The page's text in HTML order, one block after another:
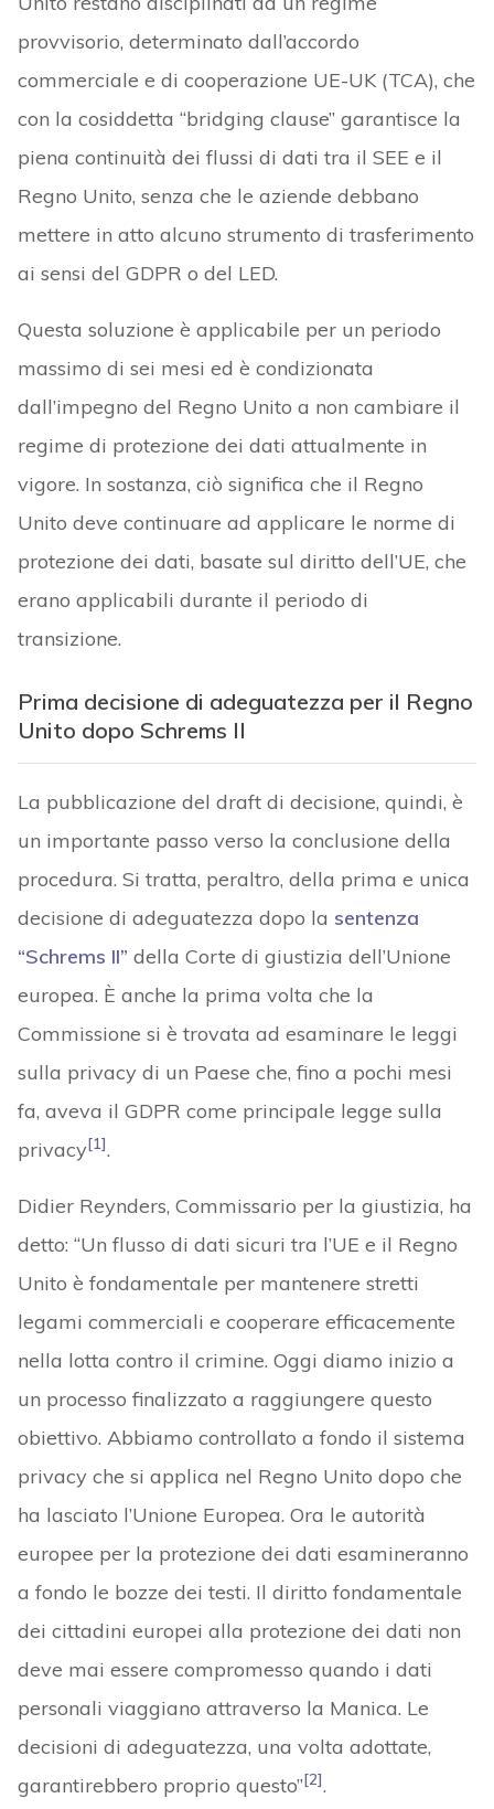
provvisorio, determinato dall’accordo
commerciale e di cooperazione UE-UK (TCA), che
con la cosiddetta “bridging clause” garantisce la
piena continuità dei flussi di dati tra il SEE e il
Regno Unito, senza che le aziende debbano
mettere in atto alcuno strumento di trasferimento
ai sensi del GDPR o del LED.
Questa soluzione è applicabile per un periodo
massimo di sei mesi ed è condizionata
dall’impegno del Regno Unito a non cambiare il
regime di protezione dei dati attualmente in
vigore. In sostanza, ciò significa che il Regno
Unito deve continuare ad applicare le norme di
protezione dei dati, basate sul diritto dell’UE, che
erano applicabili durante il periodo di
transizione.
Prima decisione di adeguatezza per il Regno
Unito dopo Schrems II
La pubblicazione del draft di decisione, quindi, è
un importante passo verso la conclusione della
procedura. Si tratta, peraltro, della prima e unica
decisione di adeguatezza dopo la sentenza
“Schrems II” della Corte di giustizia dell’Unione
europea. È anche la prima volta che la
Commissione si è trovata ad esaminare le leggi
sulla privacy di un Paese che, fino a pochi mesi
fa, aveva il GDPR come principale legge sulla
privacy[1].
Didier Reynders, Commissario per la giustizia, ha
detto: “Un flusso di dati sicuri tra l’UE e il Regno
Unito è fondamentale per mantenere stretti
legami commerciali e cooperare efficacemente
nella lotta contro il crimine. Oggi diamo inizio a
un processo finalizzato a raggiungere questo
obiettivo. Abbiamo controllato a fondo il sistema
privacy che si applica nel Regno Unito dopo che
ha lasciato l’Unione Europea. Ora le autorità
europee per la protezione dei dati esamineranno
a fondo le bozze dei testi. Il diritto fondamentale
dei cittadini europei alla protezione dei dati non
deve mai essere compromesso quando i dati
personali viaggiano attraverso la Manica. Le
decisioni di adeguatezza, una volta adottate,
garantirebbero proprio questo”[2].